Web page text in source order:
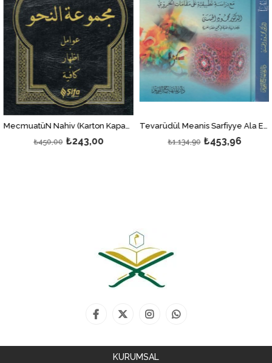
MecmuatüN Nahiv (Karton Kapak) - مجموعة النحو
₺243,00
Tevarüdül Meanis Sarfiyye Ala Ebniyetil Esma : Maa Dirase Tatbikiyye Ala Makamatil Hariri 1Cilt | توارد المعاني الصرفية
₺453,96
₺1.134,90
KURUMSAL